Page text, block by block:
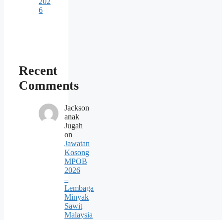
6
Recent
Comments
Jackson
anak
Jugah
on
Jawatan
Kosong
MPOB
2026
–
Lembaga
Minyak
Sawit
Malaysia